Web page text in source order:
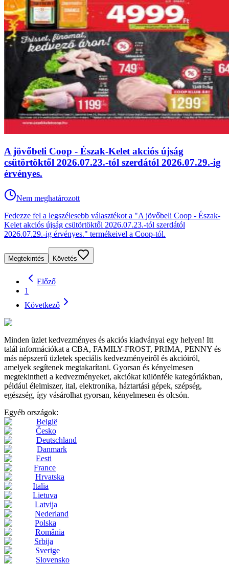
A jövőbeli Coop - Észak-Kelet akciós újság
csütörtöktől 2026.07.23.-tól szerdától 2026.07.29.-ig
érvényes.
Nem meghatározott
Fedezze fel a legszélesebb választékot a "A jövőbeli Coop - Észak-
Kelet akciós újság csütörtöktől 2026.07.23.-tól szerdától
2026.07.29.-ig érvényes." termékeivel a Coop-tól.
Megtekintés Követés
Előző
1
Következő
Minden üzlet kedvezményes és akciós kiadványai egy helyen! Itt
talál információkat a CBA, FAMILY-FROST, PRIMA, PENNY és
más népszerű üzletek speciális kedvezményeiről és akcióiról,
amelyek segítenek megtakarítani. Gyorsan és kényelmesen
megtekintheti a kedvezményeket, akciókat különféle kategóriákban,
például élelmiszer, ital, elektronika, háztartási gépek, szépség,
egészség, így vásárolhat gyorsan, kényelmesen és olcsón.
Egyéb országok:
België
Česko
Deutschland
Danmark
Eesti
France
Hrvatska
Italia
Lietuva
Latvija
Nederland
Polska
România
Srbija
Sverige
Slovensko